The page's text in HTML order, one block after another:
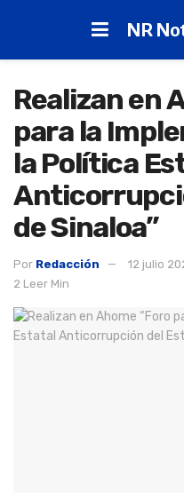
NR
Realizan en
para la
la Política
de Sinaloa”
Por Redacción
12 julio
2 Leer Min